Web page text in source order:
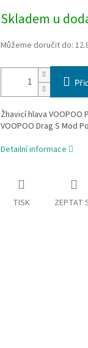
cena:
Skladem u
Můžeme doručit do:
Žhavicí hlava VOOPOO
VOOPOO Drag S Mod
Detailní informace
TISK ZEPTAT